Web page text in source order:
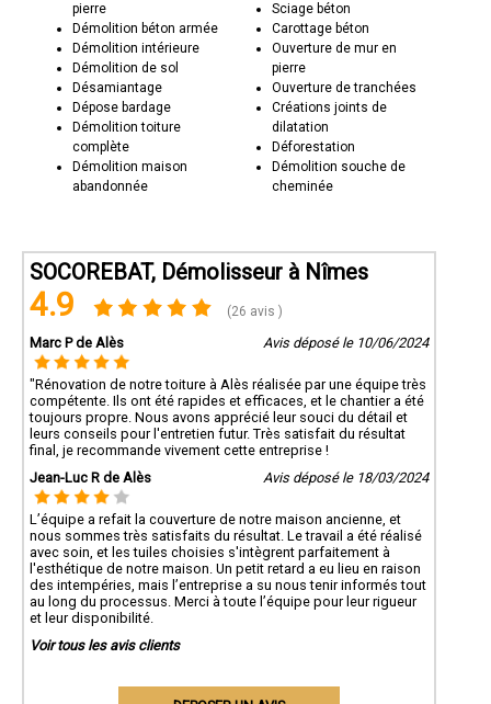
pierre
Démolition béton armée
Démolition intérieure
Démolition de sol
Désamiantage
Dépose bardage
Démolition toiture
complète
Démolition maison
abandonnée
Sciage béton
Carottage béton
Ouverture de mur en
pierre
Ouverture de tranchées
Créations joints de
dilatation
Déforestation
Démolition souche de
cheminée
SOCOREBAT, Démolisseur à Nîmes
4.9 (26 avis )
Marc P de Alès Avis déposé le 10/06/2024
"Rénovation de notre toiture à Alès réalisée par une équipe très
compétente. Ils ont été rapides et efficaces, et le chantier a été
toujours propre. Nous avons apprécié leur souci du détail et
leurs conseils pour l'entretien futur. Très satisfait du résultat
final, je recommande vivement cette entreprise !
Jean-Luc R de Alès
Avis déposé le 18/03/2024
L’équipe a refait la couverture de notre maison ancienne, et
nous sommes très satisfaits du résultat. Le travail a été réalisé
avec soin, et les tuiles choisies s'intègrent parfaitement à
l'esthétique de notre maison. Un petit retard a eu lieu en raison
des intempéries, mais l’entreprise a su nous tenir informés tout
au long du processus. Merci à toute l’équipe pour leur rigueur
et leur disponibilité.
Voir tous les avis clients